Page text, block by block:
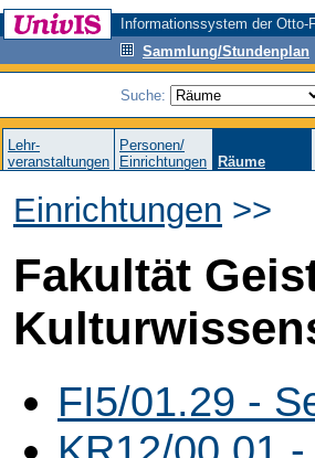
Informationssystem der
Sammlung/Stundenplan
Suche:
Lehr-
veranstaltungen
Personen/
Einrichtungen
Räume
Einrichtungen >>
Fakultät
FI5/01.29 -